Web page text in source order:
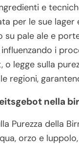
e
per le sue
pale ale e
i
o legge sulla
regioni,
nella
Purezza della
orzo e